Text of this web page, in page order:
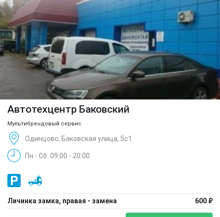
Автотехцентр Баковский
Мультибрендовый сервис
Одинцово, Баковская улица, 5с1
Пн - Сб: 09:00 - 20:00
Личинка замка, правая - замена 600 ₽